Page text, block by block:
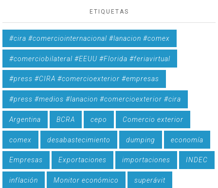
ETIQUETAS
#cira #comerciointernacional #lanacion #comex
#comerciobilateral #EEUU #Florida #feriavirtual
#press #CIRA #comercioexterior #empresas
#press #medios #lanacion #comercioexterior #cira
Argentina BCRA cepo Comercio exterior
comex desabastecimiento dumping economía
Empresas Exportaciones importaciones INDEC
inflación Monitor económico superávit